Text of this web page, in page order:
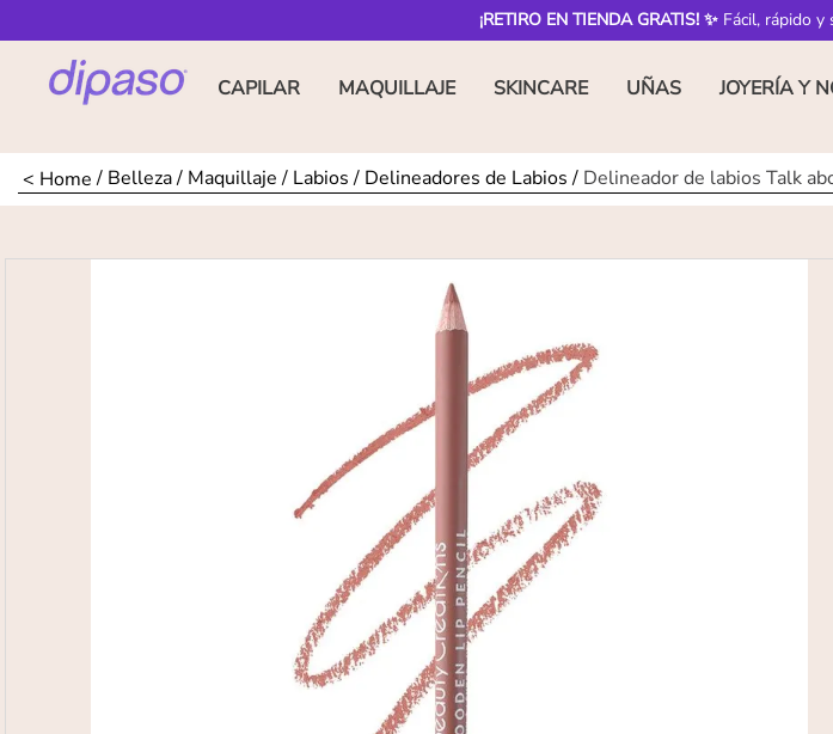
¡RETIRO EN TIENDA GRATIS! ✨ Fácil, rápido y
CAPILAR MAQUILLAJE SKINCARE UÑAS JOYERÍA Y
Belleza Maquillaje Labios Delineadores de Labios Delineador de labios Talk